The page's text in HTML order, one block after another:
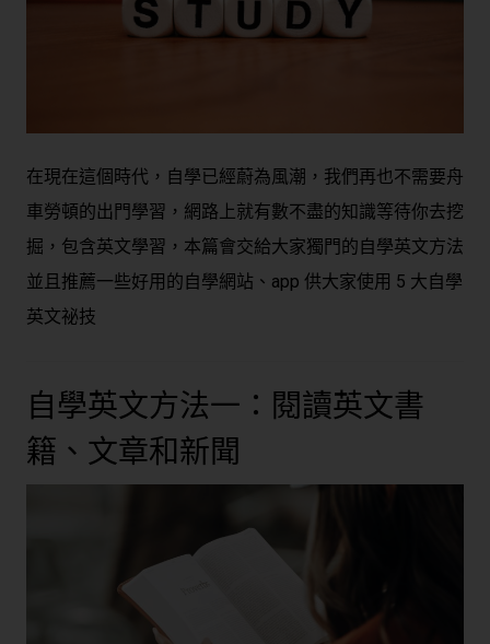
在現在這個時代，自學已經蔚為風潮，我們再也不需要舟
車勞頓的出門學習，網路上就有數不盡的知識等待你去挖
掘，包含英文學習，本篇會交給大家獨門的自學英文方法
並且推薦一些好用的自學網站、app 供大家使用 5 大自學
英文祕技
自學英文方法一：閱讀英文書
籍、文章和新聞